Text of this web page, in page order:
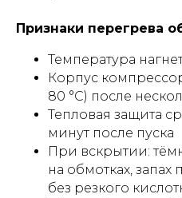
Признаки перегрева
Температура
Корпус
80 °C) после
Тепловая защита
минут после пуска
При вскрытии:
на обмотках,
без резкого